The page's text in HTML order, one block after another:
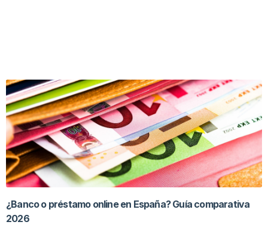
¿Banco o préstamo online en España? Guía comparativa
2026